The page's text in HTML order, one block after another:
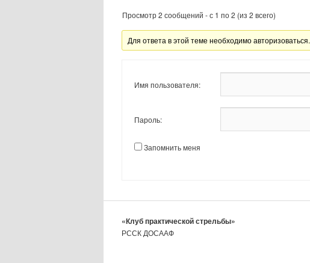
Просмотр 2 сообщений - с 1 по 2 (из 2 всего)
Для ответа в этой теме необходимо авторизоваться.
Имя пользователя:
Пароль:
Запомнить меня
«Клуб практической стрельбы»
РССК ДОСААФ